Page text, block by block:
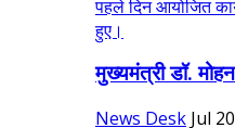
मुख्यमंत्री डॉ.
News Desk Jul